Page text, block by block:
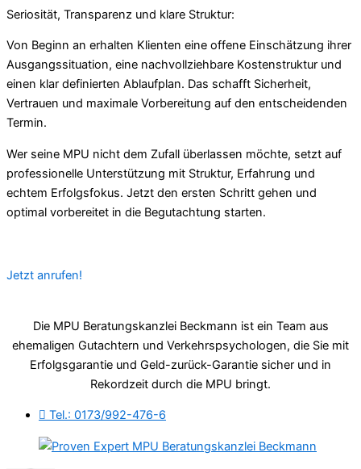
Seriosität, Transparenz und klare Struktur:
Von Beginn an erhalten Klienten eine offene Einschätzung ihrer
Ausgangssituation, eine nachvollziehbare Kostenstruktur und
einen klar definierten Ablaufplan. Das schafft Sicherheit,
Vertrauen und maximale Vorbereitung auf den entscheidenden
Termin.
Wer seine MPU nicht dem Zufall überlassen möchte, setzt auf
professionelle Unterstützung mit Struktur, Erfahrung und
echtem Erfolgsfokus. Jetzt den ersten Schritt gehen und
optimal vorbereitet in die Begutachtung starten.
Jetzt anrufen!
Die MPU Beratungskanzlei Beckmann ist ein Team aus
ehemaligen Gutachtern und Verkehrspsychologen, die Sie mit
Erfolgsgarantie und Geld-zurück-Garantie sicher und in
Rekordzeit durch die MPU bringt.
Tel.: 0173/992-476-6